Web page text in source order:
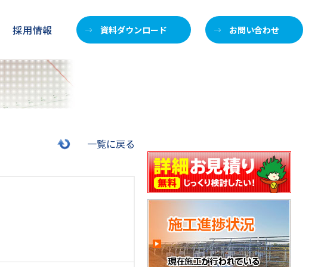
採用情報 資料ダウンロード お問い合わせ
一覧に戻る